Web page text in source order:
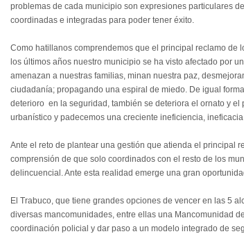
problemas de cada municipio son expresiones particulares
coordinadas e integradas para poder tener éxito.
Como hatillanos comprendemos que el principal reclamo de
los últimos años nuestro municipio se ha visto afectado por
amenazan a nuestras familias, minan nuestra paz,
ciudadanía; propagando una espiral de miedo. De igual
deterioro en la seguridad, también se deteriora el ornato y
urbanístico y padecemos una creciente ineficiencia,
Ante el reto de plantear una gestión que atienda el principal
comprensión de que solo coordinados con el resto de los
delincuencial. Ante esta realidad emerge una gran
El Trabuco, que tiene grandes opciones de vencer en las 5
diversas mancomunidades, entre ellas una Mancomunidad
coordinación policial y dar paso a un modelo integrado de